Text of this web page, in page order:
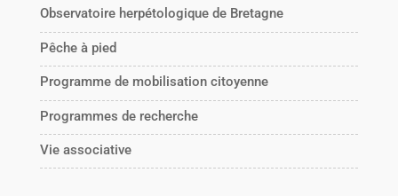
Observatoire herpétologique de Bretagne
Pêche à pied
Programme de mobilisation citoyenne
Programmes de recherche
Vie associative